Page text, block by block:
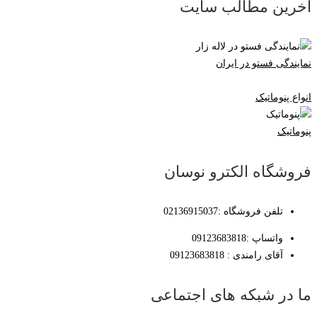
آخرین مطالب سایت
نمایندگی فستو در ایران
انواع پنوماتیک
پنوماتیک
فروشگاه الکترو نوسان
تلفن فروشگاه :02136915037
واتساپ :09123683818
آقای رامندی : 09123683818
ما در شبکه های اجتماعی